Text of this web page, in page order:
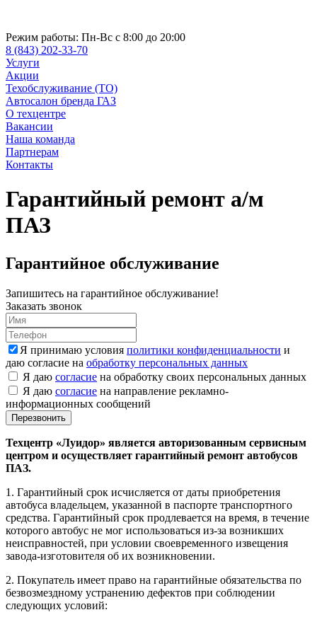
Режим работы: Пн-Вс с 8:00 до 20:00
8 (843) 202-33-70
Услуги
Акции
Техобслуживание (ТО)
Автосалон бренда ГАЗ
О техцентре
Вакансии
Наша команда
Партнерам
Контакты
Гарантийный ремонт а/м
ПАЗ
Гарантийное обслуживание
Запишитесь на гарантийное обслуживание!
Заказать звонок
Я принимаю условия политики конфиденциальности и
даю согласие на обработку персональных данных
Я даю согласие на обработку своих персональных данных
Я даю согласие на направление рекламно-
информационных сообщений
Техцентр «Луидор» является авторизованным сервисным
центром и осуществляет гарантийный ремонт автобусов
ПАЗ.
1. Гарантийный срок исчисляется от даты приобретения
автобуса владельцем, указанной в паспорте транспортного
средства. Гарантийный срок продлевается на время, в течение
которого автобус не мог использоваться из-за возникших
неисправностей, при условии своевременного извещения
завода-изготовителя об их возникновении.
2. Покупатель имеет право на гарантийные обязательства по
безвозмездному устранению дефектов при соблюдении
следующих условий: